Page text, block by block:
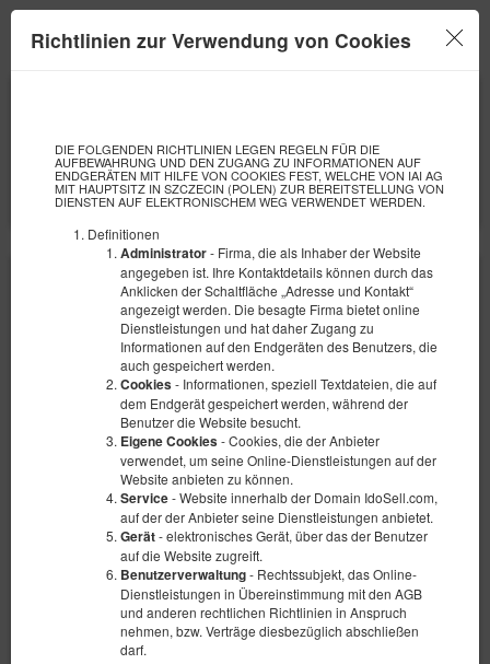
Richtlinien zur Verwendung von Cookies
DIE FOLGENDEN RICHTLINIEN LEGEN REGELN FÜR DIE
AUFBEWAHRUNG UND DEN ZUGANG ZU INFORMATIONEN AUF
ENDGERÄTEN MIT HILFE VON COOKIES FEST, WELCHE VON IAI AG
MIT HAUPTSITZ IN SZCZECIN (POLEN) ZUR BEREITSTELLUNG VON
DIENSTEN AUF ELEKTRONISCHEM WEG VERWENDET WERDEN.
Definitionen
Administrator- Firma, die als Inhaber der Website
angegeben ist. Ihre Kontaktdetails können durch das
Anklicken der Schaltfläche „Adresse und Kontakt“
angezeigt werden. Die besagte Firma bietet online
Dienstleistungen und hat daher Zugang zu
Informationen auf den Endgeräten des Benutzers, die
auch gespeichert werden.
Cookies - Informationen, speziell Textdateien, die auf
dem Endgerät gespeichert werden, während der
Benutzer die Website besucht.
Eigene Cookies - Cookies, die der Anbieter
verwendet, um seine Online-Dienstleistungen auf der
Website anbieten zu können.
Service- Website innerhalb der Domain IdoSell.com,
auf der der Anbieter seine Dienstleistungen anbietet.
Gerät- elektronisches Gerät, über das der Benutzer
auf die Website zugreift.
Benutzerverwaltung- Rechtssubjekt, das Online-
Dienstleistungen in Übereinstimmung mit den AGB
und anderen rechtlichen Richtlinien in Anspruch
nehmen, bzw. Verträge diesbezüglich abschließen
darf.
TectumApartments
ANZAHL DER PERSONEN
FILTER
Aparthotel Tectum Kościuszki 133
Verfügbare Nummer: 1
4 Personen